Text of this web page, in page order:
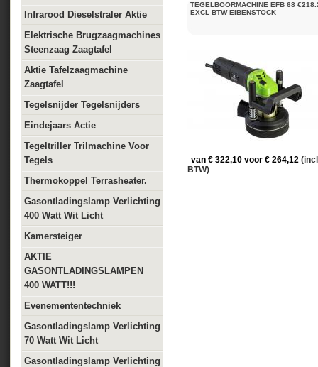
Infrarood Dieselstraler Aktie
Elektrische Brugzaagmachines
Steenzaag Zaagtafel
Aktie Tafelzaagmachine
Zaagtafel
Tegelsnijder Tegelsnijders
Eindejaars Actie
Tegeltriller Trilmachine Voor
Tegels
Thermokoppel Terrasheater.
Gasontladingslamp Verlichting
400 Watt Wit Licht
Kamersteiger
AKTIE
GASONTLADINGSLAMPEN
400 WATT!!!
Evenemententechniek
Gasontladingslamp Verlichting
70 Watt Wit Licht
Gasontladingslamp Verlichting
TEGELBOORMACHINE EFB 68
EXCL BTW EIBENSTOCK
van € 322,10 voor € 264,12
BTW)